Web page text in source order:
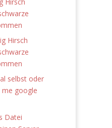
Hirsch
selbst oder
google
Datei